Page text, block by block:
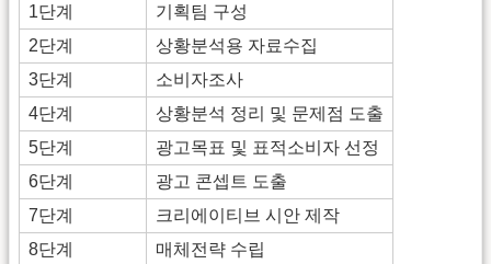
1단계
기획팀 구성
2단계
상황분석용 자료수집
3단계
소비자조사
4단계
상황분석 정리 및 문제점 도출
5단계
광고목표 및 표적소비자 선정
6단계
광고 콘셉트 도출
7단계
크리에이티브 시안 제작
8단계
매체전략 수립